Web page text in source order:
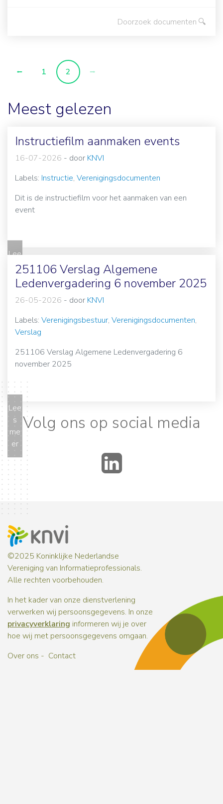
Doorzoek documenten
1 2
Meest gelezen
Instructiefilm aanmaken events
16-07-2026 - door KNVI
Labels: Instructie, Verenigingsdocumenten
Dit is de instructiefilm voor het aanmaken van een
event
Lee
s
me
er
251106 Verslag Algemene
Ledenvergadering 6 november 2025
26-05-2026 - door KNVI
Labels: Verenigingsbestuur, Verenigingsdocumenten,
Verslag
251106 Verslag Algemene Ledenvergadering 6
november 2025
Lee
s
me
er
Volg ons op social media
©2025 Koninklijke Nederlandse
Vereniging van Informatieprofessionals.
Alle rechten voorbehouden.
In het kader van onze dienstverlening
verwerken wij persoonsgegevens. In onze
privacyverklaring informeren wij je over
hoe wij met persoonsgegevens omgaan.
Over ons
Contact